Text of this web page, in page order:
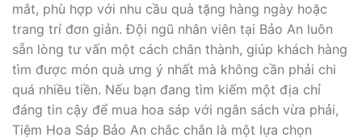
mắt, phù hợp với nhu cầu quà tặng hàng ngày hoặc
trang trí đơn giản. Đội ngũ nhân viên tại Bảo An luôn
sẵn lòng tư vấn một cách chân thành, giúp khách hàng
tìm được món quà ưng ý nhất mà không cần phải chi
quá nhiều tiền. Nếu bạn đang tìm kiếm một địa chỉ
đáng tin cậy để mua hoa sáp với ngân sách vừa phải,
Tiệm Hoa Sáp Bảo An chắc chắn là một lựa chọn